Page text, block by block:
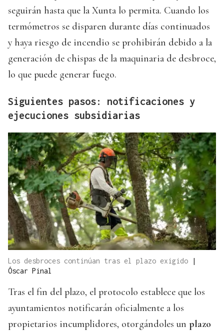
seguirán hasta que la Xunta lo permita. Cuando los
termómetros se disparen durante días continuados
y haya riesgo de incendio se prohibirán debido a la
generación de chispas de la maquinaria de desbroce,
lo que puede generar fuego.
Siguientes pasos: notificaciones y
ejecuciones subsidiarias
Los desbroces continúan tras el plazo exigido
|
Óscar Pinal
Tras el fin del plazo, el protocolo establece que los
ayuntamientos notificarán oficialmente a los
propietarios incumplidores, otorgándoles un plazo